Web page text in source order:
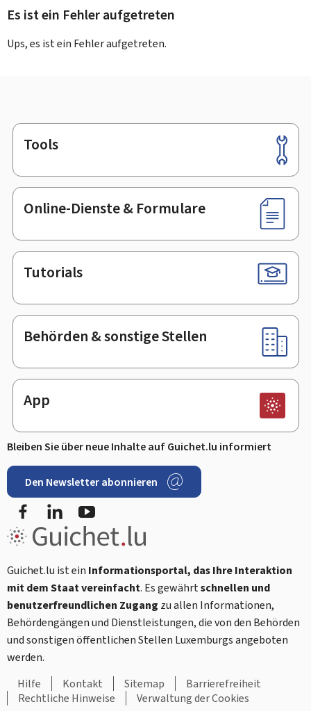
Es ist ein Fehler aufgetreten
Ups, es ist ein Fehler aufgetreten.
Footer
Tools
Online-Dienste & Formulare
Tutorials
Behörden & sonstige Stellen
App
Bleiben Sie über neue Inhalte auf Guichet.lu informiert
Den Newsletter abonnieren
FacebookLinkedIn
Guichet.lu ist ein Informationsportal, das Ihre Interaktion
mit dem Staat vereinfacht. Es gewährtschnellen und
benutzerfreundlichen Zugang zu allen Informationen,
Behördengängen und Dienstleistungen, die von den Behörden
und sonstigen öffentlichen Stellen Luxemburgs angeboten
werden.
Hilfe
Kontakt Sitemap
Barrierefreiheit
Rechtliche Hinweise
Verwaltung der Cookies